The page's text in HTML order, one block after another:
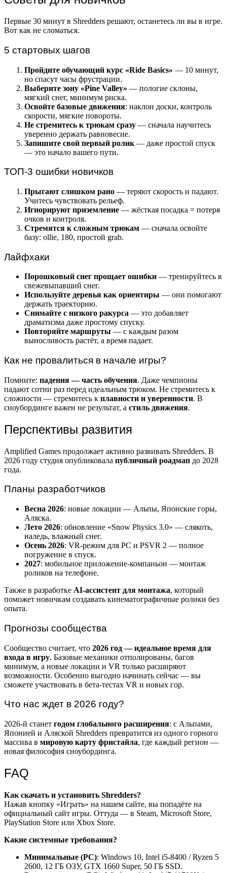
Первые 30 минут в Shredders решают, останетесь ли вы в игре.
Вот как не сломаться.
5 стартовых шагов
Пройдите обучающий курс «Ride Basics» — 10 минут,
но спасут часы фрустрации.
Выберите зону «Pine Valley» — пологие склоны,
мягкий снег, минимум риска.
Освойте базовые движения: наклон доски, контроль
скорости, мягкие повороты.
Не стремитесь к трюкам сразу — сначала научитесь
уверенно держать равновесие.
Запишите свой первый ролик — даже простой спуск
— это начало вашего пути.
ТОП-3 ошибки новичков
Прыгают слишком рано — теряют скорость и падают.
Учитесь чувствовать рельеф.
Игнорируют приземление — жёсткая посадка = потеря
очков и контроля.
Стремятся к сложным трюкам — сначала освойте
базу: ollie, 180, простой grab.
Лайфхаки
Порошковый снег прощает ошибки — тренируйтесь в
свежевыпавший снег.
Используйте деревья как ориентиры — они помогают
держать траекторию.
Снимайте с низкого ракурса — это добавляет
драматизма даже простому спуску.
Повторяйте маршруты — с каждым разом
выносливость растёт, а время падает.
Как не провалиться в начале игры?
Помните: падения — часть обучения. Даже чемпионы
падают сотни раз перед идеальным трюком. Не стремитесь к
сложности — стремитесь к плавности и уверенности. В
сноубординге важен не результат, а стиль движения.
Перспективы развития
Amplified Games продолжает активно развивать Shredders. В
2026 году студия опубликовала публичный роадмап до 2028
года.
Планы разработчиков
Весна 2026: новые локации — Альпы, Японские горы,
Аляска.
Лето 2026: обновление «Snow Physics 3.0» — слякоть,
наледь, влажный снег.
Осень 2026: VR-режим для PC и PSVR 2 — полное
погружение в спуск.
2027: мобильное приложение-компаньон — монтаж
роликов на телефоне.
Также в разработке AI-ассистент для монтажа, который
поможет новичкам создавать кинематографичные ролики без
опыта.
Прогнозы сообщества
Сообщество считает, что 2026 год — идеальное время для
входа в игру. Базовые механики отполированы, багов
минимум, а новые локации и VR только расширяют
возможности. Особенно выгодно начинать сейчас — вы
сможете участвовать в бета-тестах VR и новых гор.
Что нас ждет в 2026 году?
2026-й станет годом глобального расширения: с Альпами,
Японией и Аляской Shredders превратится из одного горного
массива в мировую карту фристайла, где каждый регион —
новая философия сноубординга.
FAQ
Как скачать и установить Shredders?
Нажав кнопку «Играть» на нашем сайте, вы попадёте на
официальный сайт игры. Оттуда — в Steam, Microsoft Store,
PlayStation Store или Xbox Store.
Какие системные требования?
Минимальные (PC): Windows 10, Intel i5-8400 / Ryzen 5
2600, 12 ГБ ОЗУ, GTX 1660 Super, 50 ГБ SSD.